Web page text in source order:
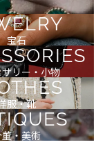
宝石
リー・小物
服・靴
・美術